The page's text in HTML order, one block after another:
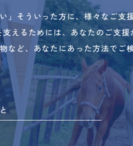
」そういった方に、様々なご支
えるためには、あなたのご支援
など、あなたにあった方法でご